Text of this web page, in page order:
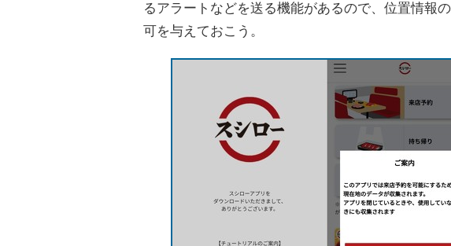
るアラートなどを送る機能があるので、位置情報
可を与えておこう。